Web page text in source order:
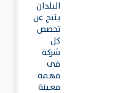
البلدان
ينتج عن
تخصص
كل
شركة
فى
مهمة
معينة